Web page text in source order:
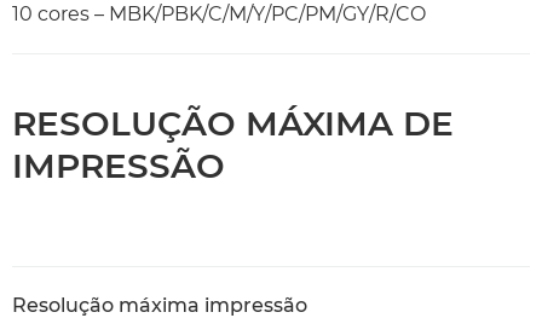
10 cores – MBK/PBK/C/M/Y/PC/PM/GY/R/CO
RESOLUÇÃO MÁXIMA DE
IMPRESSÃO
Resolução máxima impressão